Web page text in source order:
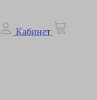
Кабинет